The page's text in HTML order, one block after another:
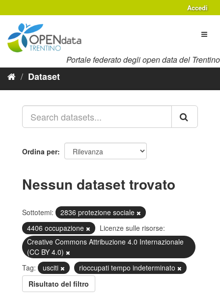
al
contenuto
Accedi
Portale federato degli open data del Trentino
Dataset
Ordina per
Nessun dataset trovato
Sottotemi:
2836 protezione sociale
4406 occupazione
Licenze sulle risorse:
Creative Commons Attribuzione 4.0 Internazionale
(CC BY 4.0)
Tag:
usciti
rioccupati tempo indeterminato
Risultato del filtro